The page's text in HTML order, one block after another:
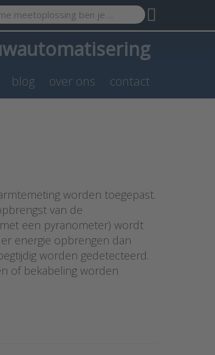
will appear automatically as you type.
blog over ons contact
worden toegepast.
van de
een pyranometer) wordt
energie opbrengen dan
worden gedetecteerd.
of bekabeling worden